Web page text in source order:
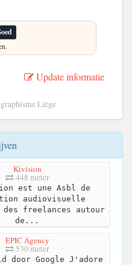
Update informatie
Liège
Kivision
448 meter
est une Asbl de
audiovisuelle
des freelances autour
de...
EPIC Agency
530 meter
door Google J'adore